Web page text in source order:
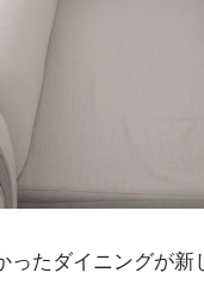
ったダイニングが新